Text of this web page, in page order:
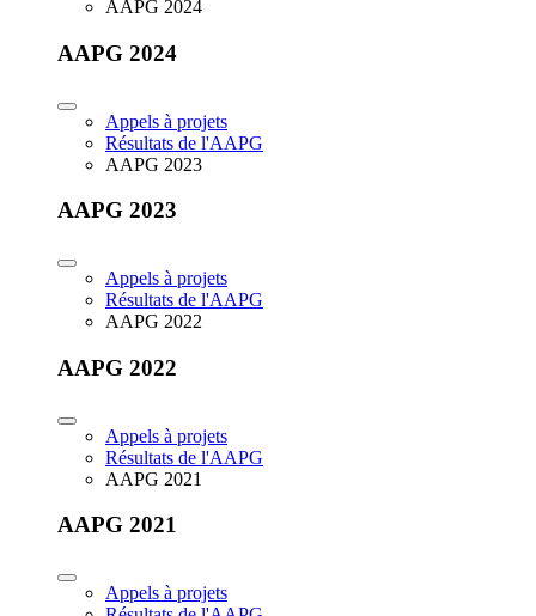
AAPG 2024
AAPG 2024
Appels à projets
Résultats de l'AAPG
AAPG 2023
AAPG 2023
Appels à projets
Résultats de l'AAPG
AAPG 2022
AAPG 2022
Appels à projets
Résultats de l'AAPG
AAPG 2021
AAPG 2021
Appels à projets